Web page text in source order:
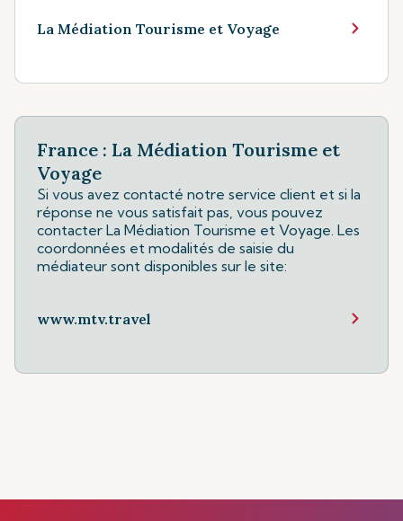
La Médiation Tourisme et Voyage
France : La Médiation Tourisme et
Voyage
Si vous avez contacté notre service client et si la
réponse ne vous satisfait pas, vous pouvez
contacter La Médiation Tourisme et Voyage. Les
coordonnées et modalités de saisie du
médiateur sont disponibles sur le site:
www.mtv.travel